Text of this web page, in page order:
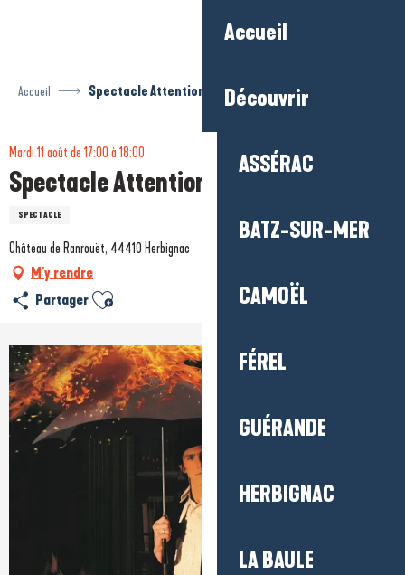
Accueil
Découvrir
ASSÉRAC
BATZ-SUR-MER
CAMOËL
FÉREL
GUÉRANDE
HERBIGNAC
LA BAULE
Accueil Spectacle Attention Dragons
Mardi 11 août de 17:00 à 18:00
Spectacle Attention Dragons
SPECTACLE
Château de Ranrouët, 44410 Herbignac
M'y rendre
Partager Ajouter aux favoris